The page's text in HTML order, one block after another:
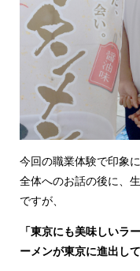
今回の職業体験で印象
全体へのお話の後に、
ですが、
「東京にも美味しいラ
ーメンが東京に進出し